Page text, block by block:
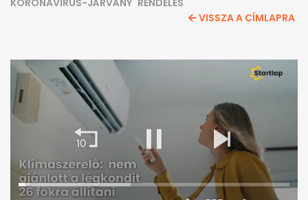
VISSZA A CÍMLAPRA